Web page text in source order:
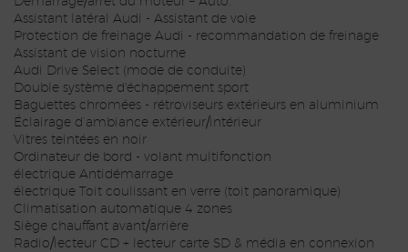
Assistant latéral Audi - Assistant de voie
Protection de freinage Audi - recommandation de freinage
Assistant de vision nocturne
Audi Drive Select (mode de conduite)
Double système d'échappement sport
Baguettes chromées - rétroviseurs extérieurs en aluminium
Éclairage d’ambiance extérieur/intérieur
Vitres teintées en noir
Ordinateur de bord - volant multifonction
électrique Antidémarrage
électrique Toit coulissant en verre (toit panoramique)
Climatisation automatique 4 zones
Siège chauffant avant/arrière
Radio/lecteur CD + lecteur carte SD & média en connexion